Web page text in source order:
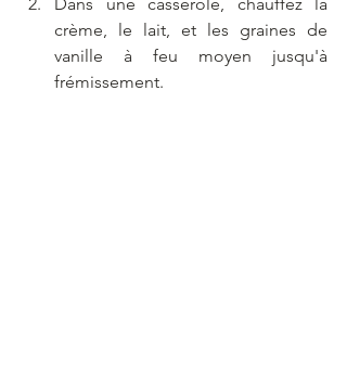
Dans une casserole, chauffez la
crème, le lait, et les graines de
vanille à feu moyen jusqu'à
frémissement.